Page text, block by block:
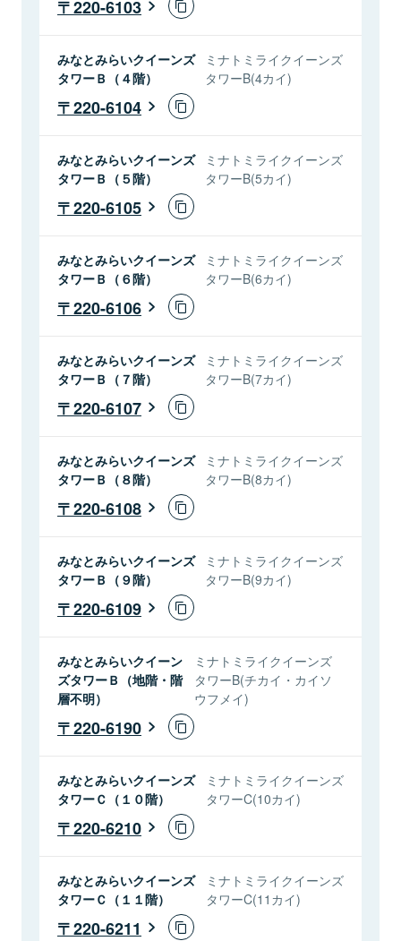
220-6103
みなとみらいクイーンズ
タワーＢ（４階）
ミナトミライクイーンズ
タワーB(4カイ)
220-6104
みなとみらいクイーンズ
タワーＢ（５階）
ミナトミライクイーンズ
タワーB(5カイ)
220-6105
みなとみらいクイーンズ
タワーＢ（６階）
ミナトミライクイーンズ
タワーB(6カイ)
220-6106
みなとみらいクイーンズ
タワーＢ（７階）
ミナトミライクイーンズ
タワーB(7カイ)
220-6107
みなとみらいクイーンズ
タワーＢ（８階）
ミナトミライクイーンズ
タワーB(8カイ)
220-6108
みなとみらいクイーンズ
タワーＢ（９階）
ミナトミライクイーンズ
タワーB(9カイ)
220-6109
みなとみらいクイーン
ズタワーＢ（地階・階
層不明）
ミナトミライクイーンズ
タワーB(チカイ・カイソ
ウフメイ)
220-6190
みなとみらいクイーンズ
タワーＣ（１０階）
ミナトミライクイーンズ
タワーC(10カイ)
220-6210
みなとみらいクイーンズ
タワーＣ（１１階）
ミナトミライクイーンズ
タワーC(11カイ)
220-6211